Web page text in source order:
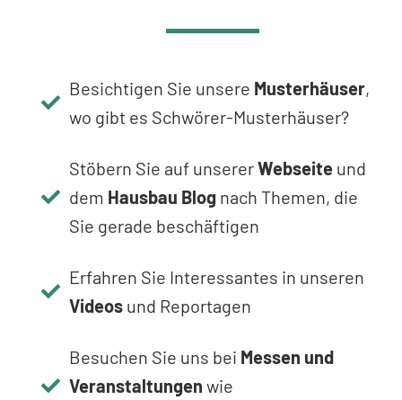
Besichtigen Sie unsere Musterhäuser,
wo gibt es Schwörer-Musterhäuser?
Stöbern Sie auf unsererWebseite und
dem Hausbau Blog nach Themen, die
Sie gerade beschäftigen
Erfahren Sie Interessantes in unseren
Videos und Reportagen
Besuchen Sie uns bei Messen und
Veranstaltungen wie